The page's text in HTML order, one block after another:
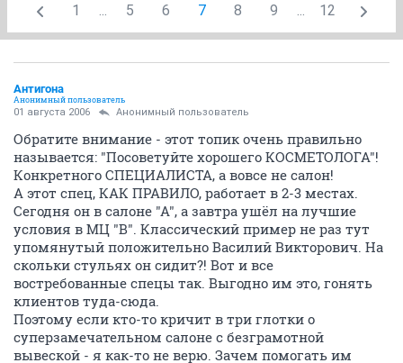
1 ... 5 6 7 8 9 ... 12
Антигона
Анонимный пользователь
01 августа 2006 Анонимный пользователь
Обратите внимание - этот топик очень правильно
называется: "Посоветуйте хорошего КОСМЕТОЛОГА"!
Конкретного СПЕЦИАЛИСТА, а вовсе не салон!
А этот спец, КАК ПРАВИЛО, работает в 2-3 местах.
Сегодня он в салоне "А", а завтра ушёл на лучшие
условия в МЦ "В". Классический пример не раз тут
упомянутый положительно Василий Викторович. На
скольки стульях он сидит?! Вот и все
востребованные спецы так. Выгодно им это, гонять
клиентов туда-сюда.
Поэтому если кто-то кричит в три глотки о
суперзамечательном салоне с безграмотной
вывеской - я как-то не верю. Зачем помогать им